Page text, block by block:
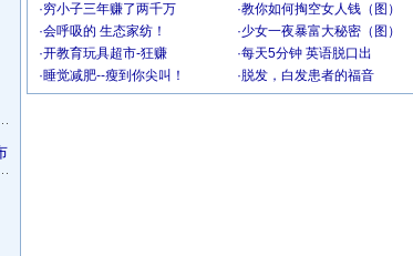
·穷小子三年赚了两千万 ·教你如何掏空女人钱（图）
·会呼吸的 生态家纺！ ·少女一夜暴富大秘密（图）
·开教育玩具超市-狂赚 ·每天5分钟 英语脱口出
·睡觉减肥--瘦到你尖叫！ · 脱发，白发患者的福音